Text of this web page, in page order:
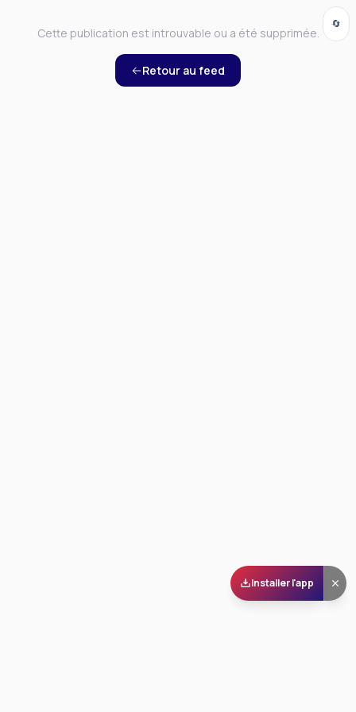
Cette publication est introuvable ou a été supprimée.
Retour au feed
Installer l'app
🔄